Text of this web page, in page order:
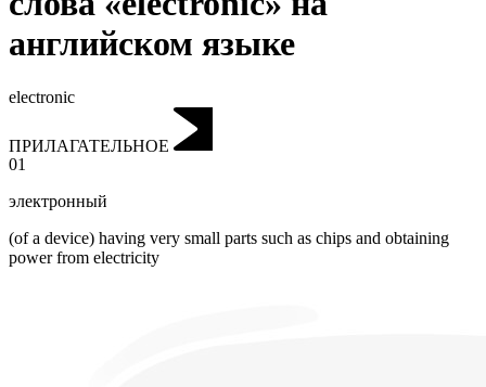
английском языке
electronic
ПРИЛАГАТЕЛЬНОЕ
01
электронный
(of a device) having very small parts such as chips and obtaining
power from electricity